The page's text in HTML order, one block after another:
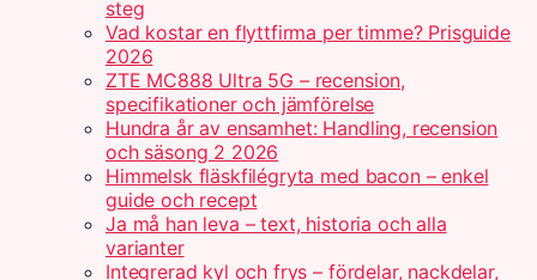
steg
Vad kostar en flyttfirma per timme? Prisguide
2026
ZTE MC888 Ultra 5G – recension,
specifikationer och jämförelse
Hundra år av ensamhet: Handling, recension
och säsong 2 2026
Himmelsk fläskfilégryta med bacon – enkel
guide och recept
Ja må han leva – text, historia och alla
varianter
Integrerad kyl och frys – fördelar, nackdelar,